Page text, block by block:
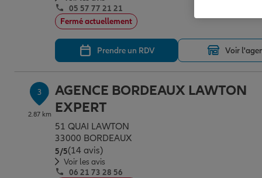
05 57 77 21 21
Fermé actuellement
Prendre un RDV Voir
3
2.87 km
AGENCE BORDEAUX LAWTON
EXPERT
51 QUAI LAWTON
33000 BORDEAUX
5/5Note de 5 sur 5
(14 avis)
Voir les avis
06 21 73 28 56